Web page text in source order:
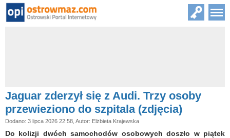
Jaguar zderzył się z Audi. Trzy osoby
przewieziono do szpitala (zdjęcia)
Dodano: 3 lipca 2026 22:58, Autor: Elżbieta Krajewska
Do kolizji dwóch samochodów osobowych doszło w piątek